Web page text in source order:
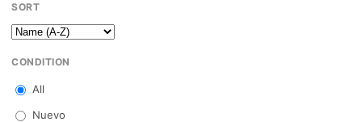
SORT
CONDITION
All
Nuevo